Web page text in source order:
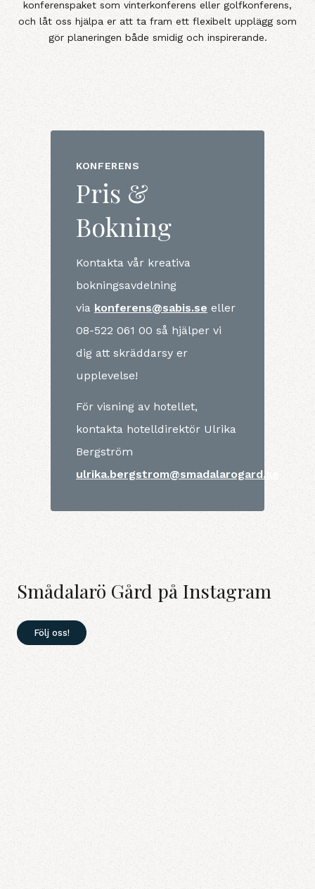
konferenspaket som vinterkonferens eller golfkonferens,
och låt oss hjälpa er att ta fram ett flexibelt upplägg som
gör planeringen både smidig och inspirerande.
KONFERENS
Pris &
Bokning
Kontakta vår kreativa
bokningsavdelning
via konferens@sabis.se eller
08-522 061 00 så hjälper vi
dig att skräddarsy er
upplevelse!
För visning av hotellet,
kontakta hotelldirektör Ulrika
Bergström
ulrika.bergstrom@smadalarogard.se
Smådalarö Gård på Instagram
Följ oss!